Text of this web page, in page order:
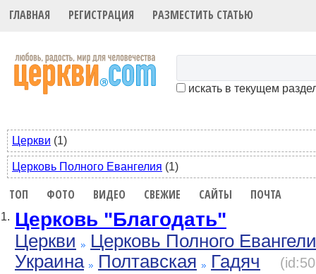
ГЛАВНАЯ РЕГИСТРАЦИЯ РАЗМЕСТИТЬ СТАТЬЮ
искать в текущем
Церкви (1)
Церковь Полного Евангелия (1)
ТОП ФОТО ВИДЕО СВЕЖИЕ САЙТЫ ПОЧТА
1. Церковь "Благодать"
Церкви
Церковь Полного
Украина
Полтавская Гадяч